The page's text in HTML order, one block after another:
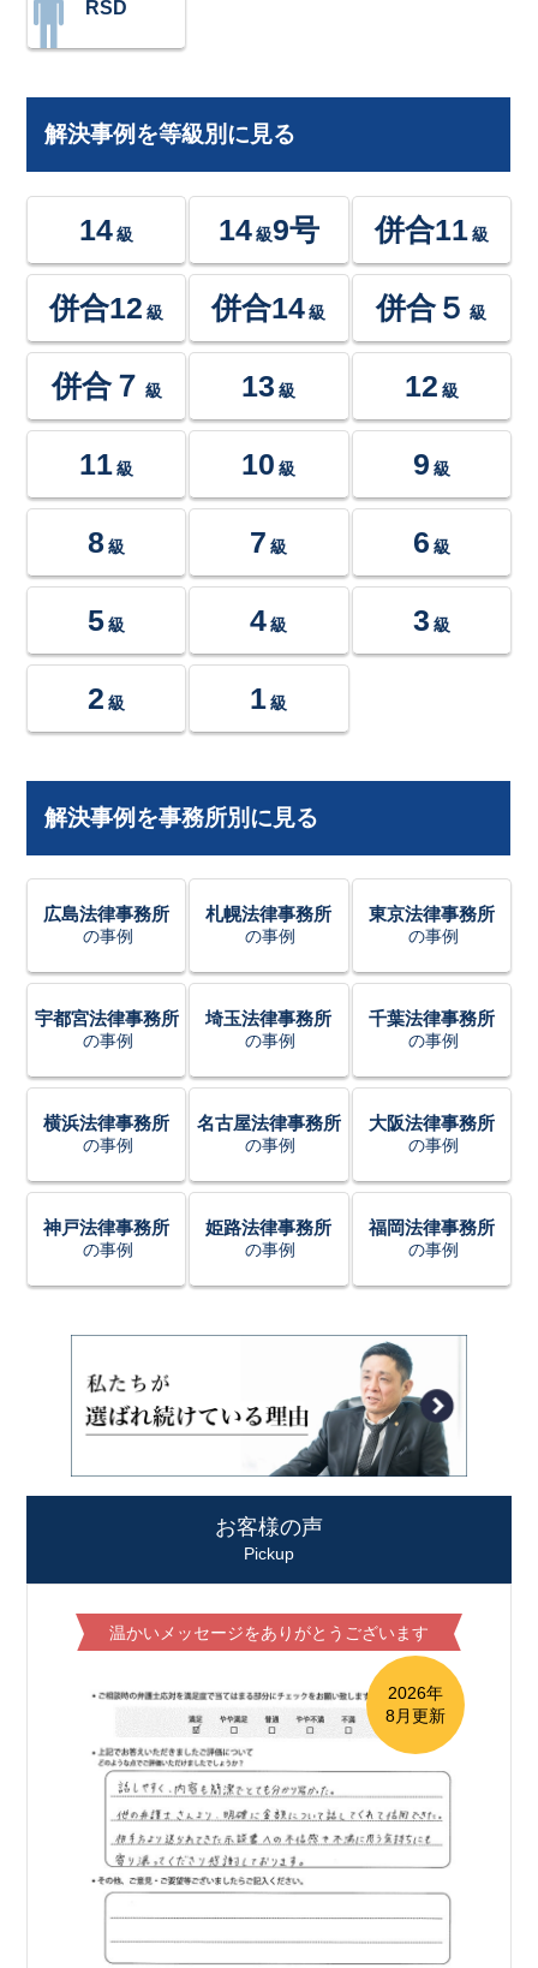
RSD
解決事例を等級別に見る
14 級 14級9号 併合11 級
併合12 級 併合14 級 併合５ 級
併合７ 級 13 級 12 級
11 級 10 級 9 級
8 級 7 級 6 級
5 級 4 級 3 級
2 級 1 級
解決事例を事務所別に見る
広島法律事務所
の事例
札幌法律事務所
の事例
東京法律事務所
の事例
宇都宮法律事務所
の事例
埼玉法律事務所
の事例
千葉法律事務所
の事例
横浜法律事務所
の事例
名古屋法律事務所
の事例
大阪法律事務所
の事例
神戸法律事務所
の事例
姫路法律事務所
の事例
福岡法律事務所
の事例
お客様の声
Pickup
温かいメッセージをありがとうございます
2026年
8月更新